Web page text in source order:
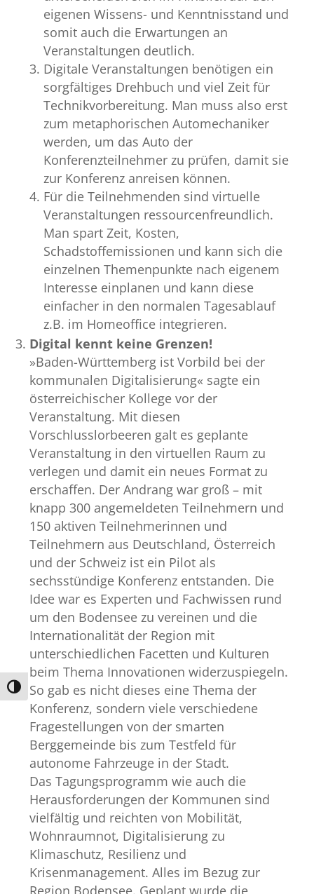
Umschalten auf hohe Kontraste
eigenen Wissens- und Kenntnisstand und
somit auch die Erwartungen an
Veranstaltungen deutlich.
Digitale Veranstaltungen benötigen ein
sorgfältiges Drehbuch und viel Zeit für
Technikvorbereitung. Man muss also erst
zum metaphorischen Automechaniker
werden, um das Auto der
Konferenzteilnehmer zu prüfen, damit sie
zur Konferenz anreisen können.
Für die Teilnehmenden sind virtuelle
Veranstaltungen ressourcenfreundlich.
Man spart Zeit, Kosten,
Schadstoffemissionen und kann sich die
einzelnen Themenpunkte nach eigenem
Interesse einplanen und kann diese
einfacher in den normalen Tagesablauf
z.B. im Homeoffice integrieren.
Digital kennt keine Grenzen!
»Baden-Württemberg ist Vorbild bei der
kommunalen Digitalisierung« sagte ein
österreichischer Kollege vor der
Veranstaltung. Mit diesen
Vorschlusslorbeeren galt es geplante
Veranstaltung in den virtuellen Raum zu
verlegen und damit ein neues Format zu
erschaffen. Der Andrang war groß – mit
knapp 300 angemeldeten Teilnehmern und
150 aktiven Teilnehmerinnen und
Teilnehmern aus Deutschland, Österreich
und der Schweiz ist ein Pilot als
sechsstündige Konferenz entstanden. Die
Idee war es Experten und Fachwissen rund
um den Bodensee zu vereinen und die
Internationalität der Region mit
unterschiedlichen Facetten und Kulturen
beim Thema Innovationen widerzuspiegeln.
So gab es nicht dieses eine Thema der
Konferenz, sondern viele verschiedene
Fragestellungen von der smarten
Berggemeinde bis zum Testfeld für
autonome Fahrzeuge in der Stadt.
Das Tagungsprogramm wie auch die
Herausforderungen der Kommunen sind
vielfältig und reichten von Mobilität,
Wohnraumnot, Digitalisierung zu
Klimaschutz, Resilienz und
Krisenmanagement. Alles im Bezug zur
Region Bodensee. Geplant wurde die